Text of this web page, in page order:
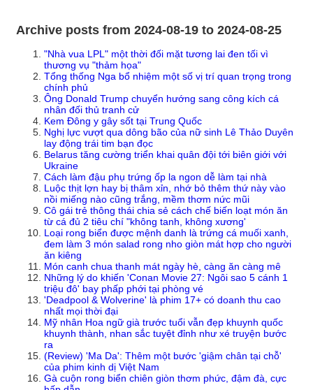
Archive posts from 2024-08-19 to 2024-08-25
"Nhà vua LPL" một thời đối mặt tương lai đen tối vì
thương vụ "thảm họa"
Tổng thống Nga bổ nhiệm một số vị trí quan trọng trong
chính phủ
Ông Donald Trump chuyển hướng sang công kích cá
nhân đối thủ tranh cử
Kem Đông y gây sốt tại Trung Quốc
Nghị lực vượt qua dông bão của nữ sinh Lê Thảo Duyên
lay động trái tim bạn đọc
Belarus tăng cường triển khai quân đội tới biên giới với
Ukraine
Cách làm đậu phụ trứng ốp la ngon dễ làm tại nhà
Luộc thịt lợn hay bị thâm xỉn, nhớ bỏ thêm thứ này vào
nồi miếng nào cũng trắng, mềm thơm nức mũi
Cô gái trẻ thông thái chia sẻ cách chế biến loạt món ăn
từ cá đủ 2 tiêu chí "không tanh, không xương'
Loại rong biển được mệnh danh là trứng cá muối xanh,
đem làm 3 món salad rong nho giòn mát hợp cho người
ăn kiêng
Món canh chua thanh mát ngày hè, càng ăn càng mê
Những lý do khiến 'Conan Movie 27: Ngôi sao 5 cánh 1
triệu đô' bay phấp phới tại phòng vé
'Deadpool & Wolverine' là phim 17+ có doanh thu cao
nhất mọi thời đại
Mỹ nhân Hoa ngữ già trước tuổi vẫn đẹp khuynh quốc
khuynh thành, nhan sắc tuyệt đỉnh như xé truyện bước
ra
(Review) 'Ma Da': Thêm một bước 'giậm chân tại chỗ'
của phim kinh dị Việt Nam
Gà cuộn rong biển chiên giòn thơm phức, đậm đà, cực